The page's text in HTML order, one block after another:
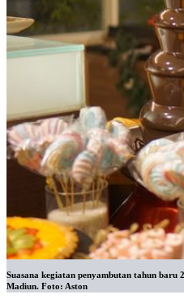
Suasana kegiatan penyambutan tahun baru
Madiun. Foto: Aston